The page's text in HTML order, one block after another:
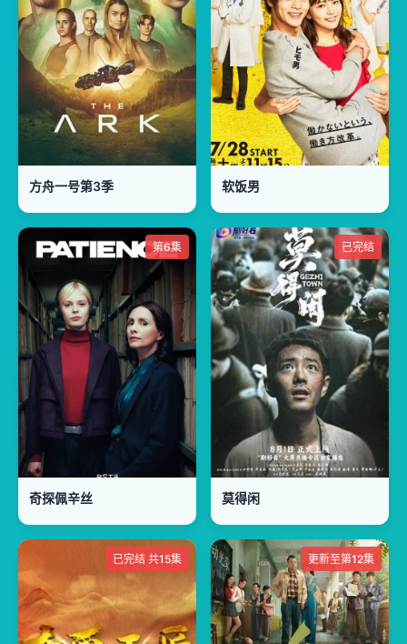
方舟一号第3季 软饭男
第6集
奇探佩辛丝
已完结
莫得闲
已完结 共15集 更新至第12集